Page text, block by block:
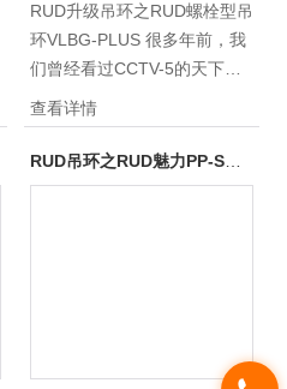
RUD升级吊环之RUD螺栓型吊
环VLBG-PLUS 很多年前，我
们曾经看过CCTV-5的天下足
球。今天在这里，我们要讨论
的是RUD天下吊环。因为吊环
实在是一个非常常用的产品，
无论如何，我们RUD这个品牌
查看详情
RUD吊环之RUD魅力PP-S型吊环